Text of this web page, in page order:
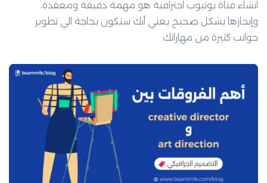
انشاء قناة يوتيوب احترافية هو مهمة دقيقة ومعقدة،
وإنجازها بشكل صحيح يعني أنك ستكون بحاجة الي تطوير
جوانب كثيرة من مهاراتك.